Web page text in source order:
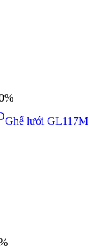
Ghế lưới GL117M